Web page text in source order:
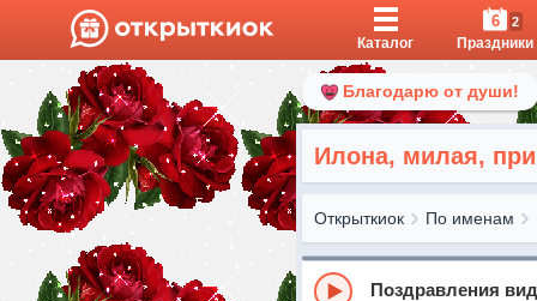
Каталог
6 2
Праздники
Благодарю от души!
Илона, милая,
Открыткиок По именам
Поздравления